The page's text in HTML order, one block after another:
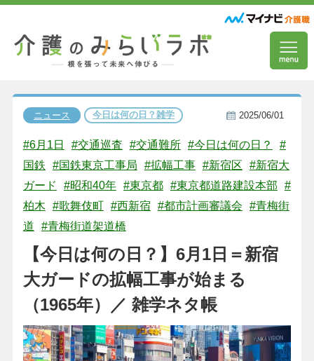
ニュース 今日は何の日？雑学 2025/06/01
#6月1日 #交通巡査 #交通難所 #今日は何の日？
#
国鉄
#国鉄東京工事局 #拡幅工事 #新宿区
#新宿大
ガード
#昭和40年 #東京都 #東京都道路建設本部
#
柏木
#歌舞伎町 #西新宿 #都市計画審議会
#青梅街
道
#青梅街道架道橋
【今日は何の日？】6月1日＝新宿
大ガードの拡幅工事が始まる
（1965年）／ 雑学ネタ帳